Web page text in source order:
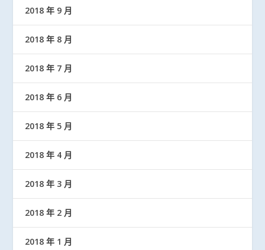
2018 年 9 月
2018 年 8 月
2018 年 7 月
2018 年 6 月
2018 年 5 月
2018 年 4 月
2018 年 3 月
2018 年 2 月
2018 年 1 月